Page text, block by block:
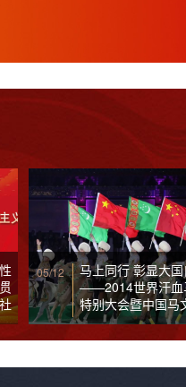
05/12
马上同行 彰显大
——2014世界汗血
特别大会暨中国马
周年记